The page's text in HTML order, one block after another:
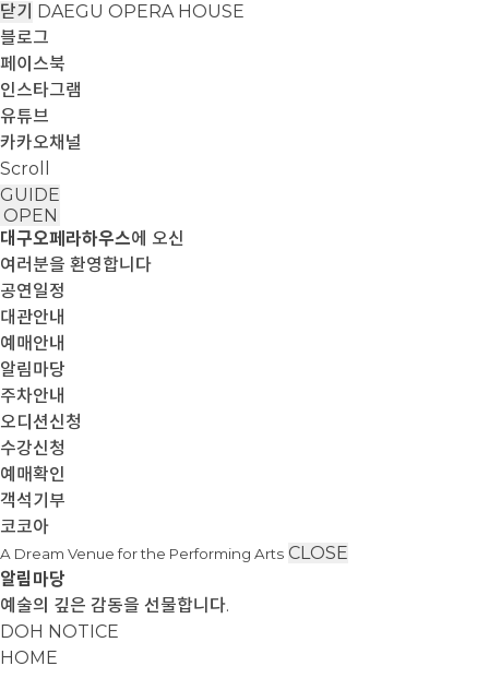
닫기 DAEGU OPERA HOUSE
블로그
페이스북
인스타그램
유튜브
카카오채널
Scroll
GUIDE
OPEN
대구오페라하우스에 오신
여러분을 환영합니다
공연일정
대관안내
예매안내
알림마당
주차안내
오디션신청
수강신청
예매확인
객석기부
코코아
A Dream Venue for the Performing Arts CLOSE
알림마당
예술의 깊은 감동을 선물합니다.
DOH NOTICE
HOME